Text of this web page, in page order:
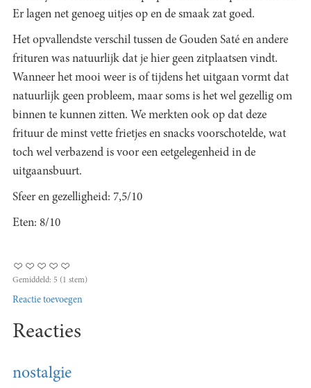
Er lagen net genoeg uitjes op en de smaak zat goed.
Het opvallendste verschil tussen de Gouden Saté en andere
frituren was natuurlijk dat je hier geen zitplaatsen vindt.
Wanneer het mooi weer is of tijdens het uitgaan vormt dat
natuurlijk geen probleem, maar soms is het wel gezellig om
binnen te kunnen zitten. We merkten ook op dat deze
frituur de minst vette frietjes en snacks voorschotelde, wat
toch wel verbazend is voor een eetgelegenheid in de
uitgaansbuurt.
Sfeer en gezelligheid: 7,5/10
Eten: 8/10
Gemiddeld: 5 (1 stem)
Reactie toevoegen
Reacties
nostalgie